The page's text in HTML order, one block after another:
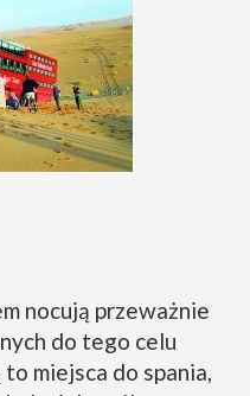
nocują przeważnie
do tego celu
miejsca do spania,